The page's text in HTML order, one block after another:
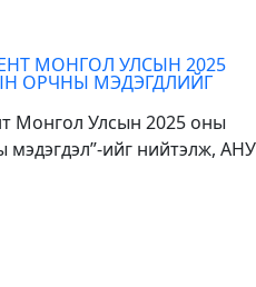
МОНГОЛ УЛСЫН 2025
ОРЧНЫ МЭДЭГДЛИЙГ
Монгол Улсын 2025 оны
ийг нийтэлж, АНУ